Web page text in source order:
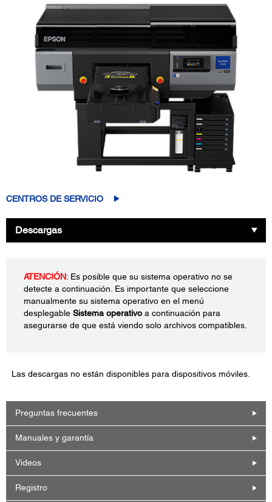
CENTROS DE SERVICIO
Descargas
ATENCIÓN: Es posible que su sistema operativo no se
detecte a continuación. Es importante que seleccione
manualmente su sistema operativo en el menú
desplegable Sistema operativo a continuación para
asegurarse de que está viendo solo archivos compatibles.
Las descargas no están disponibles para dispositivos móviles.
Preguntas frecuentes
Manuales y garantía
Videos
Registro